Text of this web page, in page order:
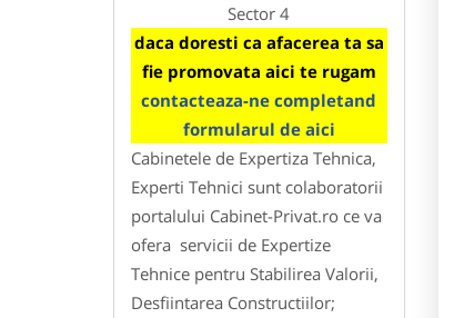
Sector 4
daca doresti ca afacerea ta sa
fie promovata aici te rugam
contacteaza-ne completand
formularul de aici
Cabinetele de Expertiza Tehnica,
Experti Tehnici sunt colaboratorii
portalului Cabinet-Privat.ro ce va
ofera servicii de Expertize
Tehnice pentru Stabilirea Valorii,
Desfiintarea Constructiilor;